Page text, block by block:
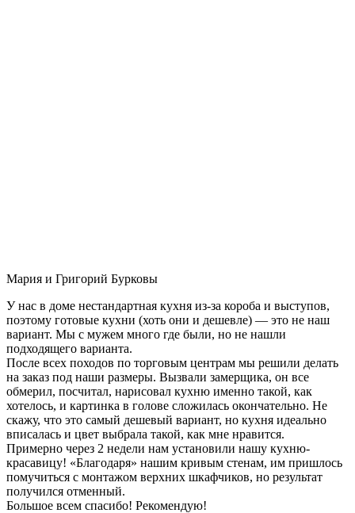
Мария и Григорий Бурковы
У нас в доме нестандартная кухня из-за короба и выступов,
поэтому готовые кухни (хоть они и дешевле) — это не наш
вариант. Мы с мужем много где были, но не нашли
подходящего варианта.
После всех походов по торговым центрам мы решили делать
на заказ под наши размеры. Вызвали замерщика, он все
обмерил, посчитал, нарисовал кухню именно такой, как
хотелось, и картинка в голове сложилась окончательно. Не
скажу, что это самый дешевый вариант, но кухня идеально
вписалась и цвет выбрала такой, как мне нравится.
Примерно через 2 недели нам установили нашу кухню-
красавицу! «Благодаря» нашим кривым стенам, им пришлось
помучиться с монтажом верхних шкафчиков, но результат
получился отменный.
Большое всем спасибо! Рекомендую!